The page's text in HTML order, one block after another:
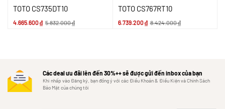
TOTO CS735DT10
4.665.600₫ 5.832.000₫
TOTO CS767RT10
6.739.200₫ 8.424.000₫
Các deal ưu đãi lên đến 30%++ sẽ được gửi đến inbox của bạn
Khi nhấp vào Đăng ký, bạn đồng ý với các Điều Khoản & Điều Kiện và Chính Sách
Bảo Mật của chúng tôi